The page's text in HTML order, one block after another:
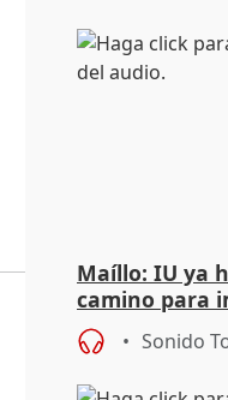
Maíllo: IU ya
camino para
unitarios
Sonido